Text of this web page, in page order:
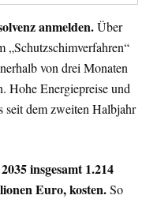
anmelden.Über
von drei Monaten
Hohe Energiepreise und
seit dem zweiten Halbjahr
insgesamt 1.214
Euro, kosten.So